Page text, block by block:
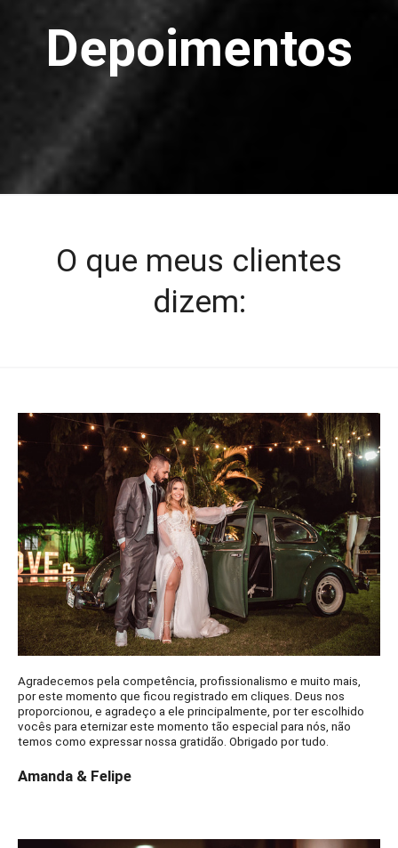
Depoimentos
O que meus clientes
dizem:
Agradecemos pela competência, profissionalismo e muito mais,
por este momento que ficou registrado em cliques. Deus nos
proporcionou, e agradeço a ele principalmente, por ter escolhido
vocês para eternizar este momento tão especial para nós, não
temos como expressar nossa gratidão. Obrigado por tudo.
Amanda & Felipe